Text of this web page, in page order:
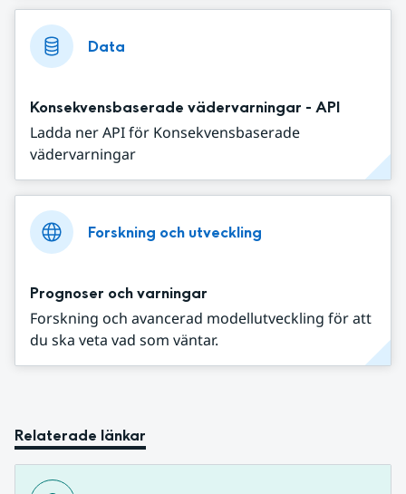
Data
Konsekvensbaserade vädervarningar - API
Ladda ner API för Konsekvensbaserade
vädervarningar
Forskning och utveckling
Prognoser och varningar
Forskning och avancerad modellutveckling för att
du ska veta vad som väntar.
Relaterade länkar